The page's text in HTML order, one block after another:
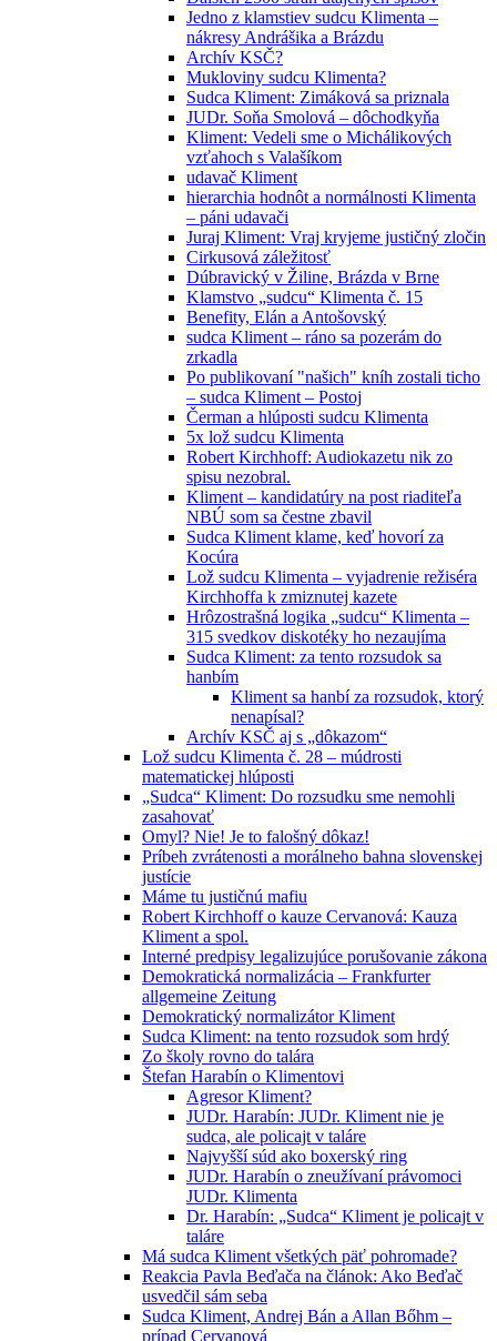
Jedno z klamstiev sudcu Klimenta –
nákresy Andrášika a Brázdu
Archív KSČ?
Mukloviny sudcu Klimenta?
Sudca Kliment: Zimáková sa priznala
JUDr. Soňa Smolová – dôchodkyňa
Kliment: Vedeli sme o Michálikových
vzťahoch s Valašíkom
udavač Kliment
hierarchia hodnôt a normálnosti Klimenta
– páni udavači
Juraj Kliment: Vraj kryjeme justičný zločin
Cirkusová záležitosť
Dúbravický v Žiline, Brázda v Brne
Klamstvo „sudcu“ Klimenta č. 15
Benefity, Elán a Antošovský
sudca Kliment – ráno sa pozerám do
zrkadla
Po publikovaní "našich" kníh zostali ticho
– sudca Kliment – Postoj
Čerman a hlúposti sudcu Klimenta
5x lož sudcu Klimenta
Robert Kirchhoff: Audiokazetu nik zo
spisu nezobral.
Kliment – kandidatúry na post riaditeľa
NBÚ som sa čestne zbavil
Sudca Kliment klame, keď hovorí za
Kocúra
Lož sudcu Klimenta – vyjadrenie režiséra
Kirchhoffa k zmiznutej kazete
Hrôzostrašná logika „sudcu“ Klimenta –
315 svedkov diskotéky ho nezaujíma
Sudca Kliment: za tento rozsudok sa
hanbím
Kliment sa hanbí za rozsudok, ktorý
nenapísal?
Archív KSČ aj s „dôkazom“
Lož sudcu Klimenta č. 28 – múdrosti
matematickej hlúposti
„Sudca“ Kliment: Do rozsudku sme nemohli
zasahovať
Omyl? Nie! Je to falošný dôkaz!
Príbeh zvrátenosti a morálneho bahna slovenskej
justície
Máme tu justičnú mafiu
Robert Kirchhoff o kauze Cervanová: Kauza
Kliment a spol.
Interné predpisy legalizujúce porušovanie zákona
Demokratická normalizácia – Frankfurter
allgemeine Zeitung
Demokratický normalizátor Kliment
Sudca Kliment: na tento rozsudok som hrdý
Zo školy rovno do talára
Štefan Harabín o Klimentovi
Agresor Kliment?
JUDr. Harabín: JUDr. Kliment nie je
sudca, ale policajt v taláre
Najvyšší súd ako boxerský ring
JUDr. Harabín o zneužívaní právomoci
JUDr. Klimenta
Dr. Harabín: „Sudca“ Kliment je policajt v
taláre
Má sudca Kliment všetkých päť pohromade?
Reakcia Pavla Beďača na článok: Ako Beďač
usvedčil sám seba
Sudca Kliment, Andrej Bán a Allan Bőhm –
prípad Cervanová